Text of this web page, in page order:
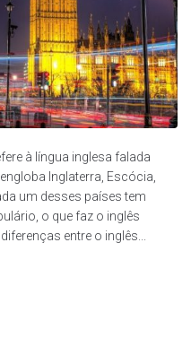
à língua inglesa falada
Inglaterra, Escócia,
um desses países tem
o que faz o inglês
entre o inglês...